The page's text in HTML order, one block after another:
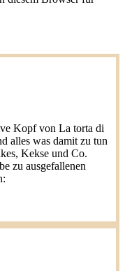
Kopf von La torta di
alles was damit zu tun
Kekse und Co.
zu ausgefallenen